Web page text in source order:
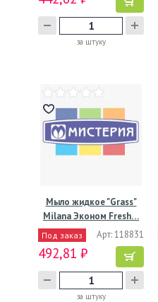
за штуку
Мыло жидкое "Grass"
Milana Эконом Fresh…
Под заказ Арт: 118831
492,81 ₽
за штуку